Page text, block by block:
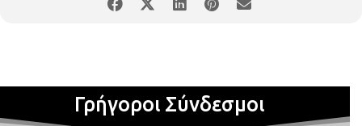
Γρήγοροι Σύνδεσμοι